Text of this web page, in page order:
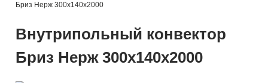
Бриз Нерж 300х140х2000
Внутрипольный конвектор
Бриз Нерж 300х140х2000